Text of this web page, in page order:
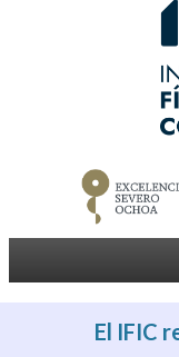
El IFIC